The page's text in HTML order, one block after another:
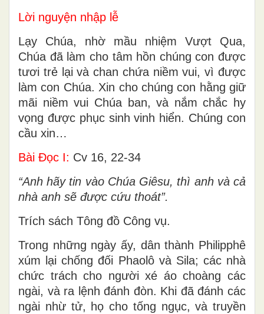
Lời nguyện nhập lễ
Lạy Chúa, nhờ mầu nhiệm Vượt Qua,
Chúa đã làm cho tâm hồn chúng con được
tươi trẻ lại và chan chứa niềm vui, vì được
làm con Chúa. Xin cho chúng con hằng giữ
mãi niềm vui Chúa ban, và nắm chắc hy
vọng được phục sinh vinh hiển. Chúng con
cầu xin…
Bài Ðọc I: Cv 16, 22-34
“Anh hãy tin vào Chúa Giêsu, thì anh và cả
nhà anh sẽ được cứu thoát”.
Trích sách Tông đồ Công vụ.
Trong những ngày ấy, dân thành Philipphê
xúm lại chống đối Phaolô và Sila; các nhà
chức trách cho người xé áo choàng các
ngài, và ra lệnh đánh đòn. Khi đã đánh các
ngài nhừ tử, họ cho tống ngục, và truyền